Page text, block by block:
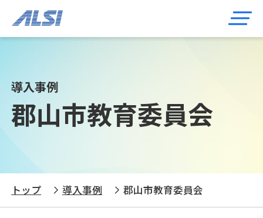
導入事例
郡山市教育委員会
トップ 導入事例 郡山市教育委員会